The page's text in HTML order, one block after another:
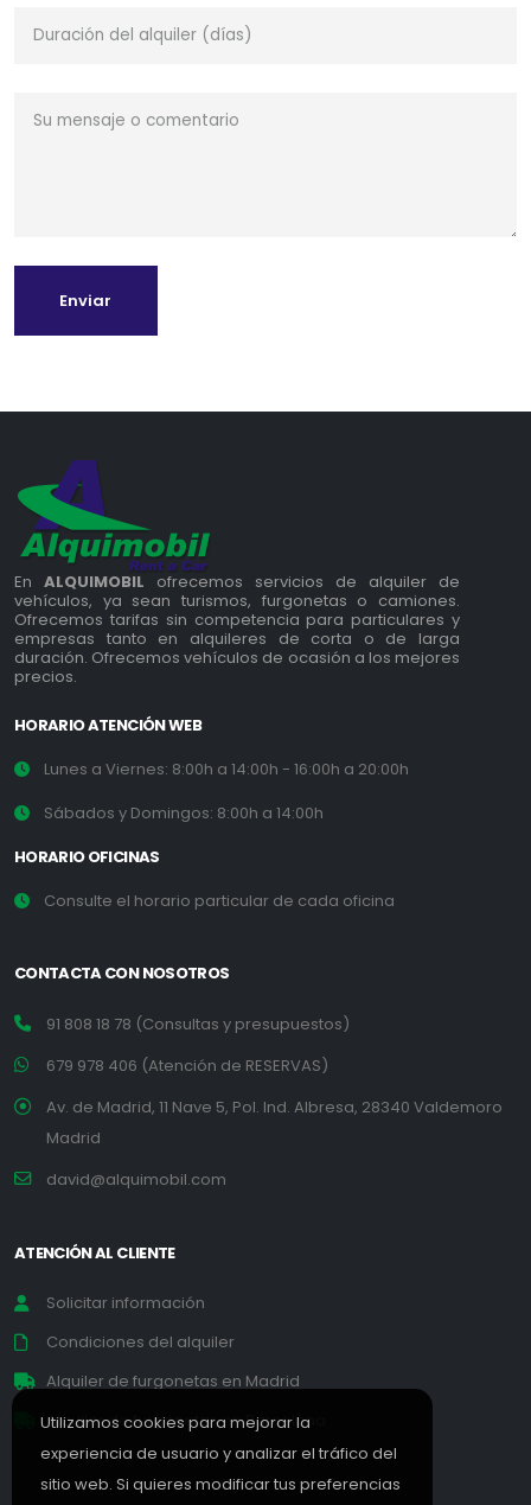
Enviar
En ALQUIMOBIL ofrecemos servicios de alquiler de
vehículos, ya sean turismos, furgonetas o camiones.
Ofrecemos tarifas sin competencia para particulares y
empresas tanto en alquileres de corta o de larga
duración. Ofrecemos vehículos de ocasión a los mejores
precios.
HORARIO ATENCIÓN WEB
Lunes a Viernes: 8:00h a 14:00h - 16:00h a 20:00h
Sábados y Domingos: 8:00h a 14:00h
HORARIO OFICINAS
Consulte el horario particular de cada oficina
CONTACTA CON NOSOTROS
91 808 18 78 (Consultas y presupuestos)
679 978 406 (Atención de RESERVAS)
Av. de Madrid, 11 Nave 5, Pol. Ind. Albresa, 28340 Valdemoro
Madrid
david@alquimobil.com
ATENCIÓN AL CLIENTE
Solicitar información
Condiciones del alquiler
Alquiler de furgonetas en Madrid
Alquiler de furgonetas en Barcelona
Utilizamos cookies para mejorar la
experiencia de usuario y analizar el tráfico del
sitio web. Si quieres modificar tus preferencias